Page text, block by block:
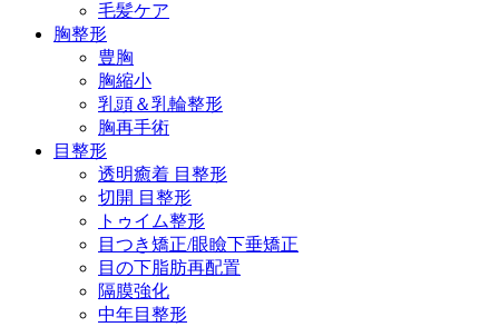
毛髪ケア
胸整形
豊胸
胸縮小
乳頭＆乳輪整形
胸再手術
目整形
透明癒着 目整形
切開 目整形
トゥイム整形
目つき矯正/眼瞼下垂矯正
目の下脂肪再配置
隔膜強化
中年目整形